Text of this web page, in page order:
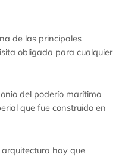
de las principales
obligada para cualquier
del poderío marítimo
que fue construido en
hay que